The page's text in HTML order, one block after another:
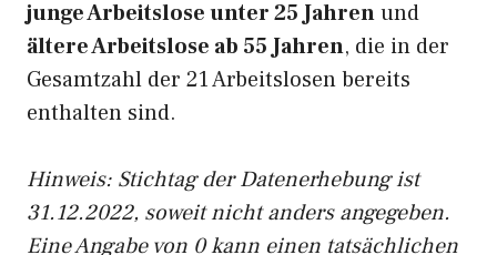
junge Arbeitslose unter 25 Jahrenund
ältere Arbeitslose ab 55 Jahren, die in der
Gesamtzahl der 21 Arbeitslosen bereits
enthalten sind.
Hinweis: Stichtag der Datenerhebung ist
31.12.2022, soweit nicht anders angegeben.
Eine Angabe von 0 kann einen tatsächlichen